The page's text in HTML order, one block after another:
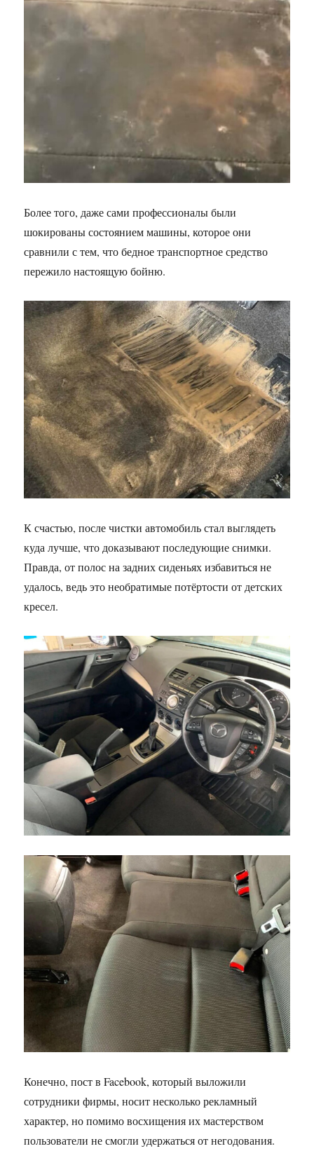
Более того, даже сами профессионалы были
шокированы состоянием машины, которое они
сравнили с тем, что бедное транспортное средство
пережило настоящую бойню.
К счастью, после чистки автомобиль стал выглядеть
куда лучше, что доказывают последующие снимки.
Правда, от полос на задних сиденьях избавиться не
удалось, ведь это необратимые потёртости от детских
кресел.
Конечно, пост в Facebook, который выложили
сотрудники фирмы, носит несколько рекламный
характер, но помимо восхищения их мастерством
пользователи не смогли удержаться от негодования.